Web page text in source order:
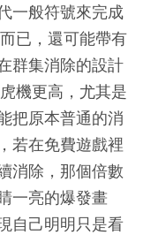
一般符號來完成
已，還可能帶有
群集消除的設計
機更高，尤其是
把原本普通的消
若在免費遊戲裡
消除，那個倍數
一亮的爆發畫
自己明明只是看